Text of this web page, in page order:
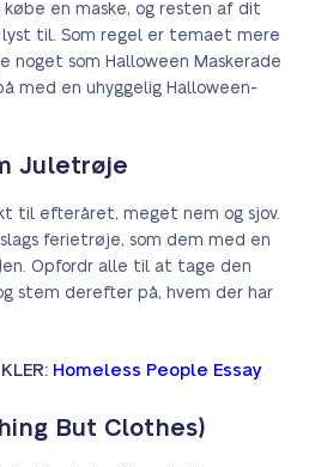
en maske, og resten af dit
til. Som regel er temaet mere
noget som Halloween Maskerade
med en uhyggelig Halloween-
Juletrøje
til efteråret, meget nem og sjov.
ferietrøje, som dem med en
Opfordr alle til at tage den
stem derefter på, hvem der har
Homeless People Essay
But Clothes)